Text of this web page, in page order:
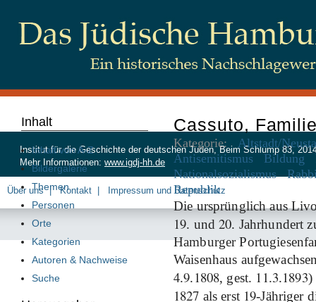
Cassuto,
Kategorie:
Altstadt/
Antisemitismus
Bildung
Nationalsozialismus
Republik
Die ursprünglich aus
19. und20. Jahrhundert
Hamburger
Waisenhaus
4.9.1808, gest. 11.3.1893)
1827 als erst 19-Jähriger
Inhalt
Inhalt von A-Z
Bildergalerie
Themen
Personen
Orte
Kategorien
Autoren & Nachweise
Suche
Institut für die Geschichte der deutschen Juden, Beim Schlump 83,
Mehr Informationen: www.igdj-hh.de
Über uns Kontakt Impressum und Datenschutz